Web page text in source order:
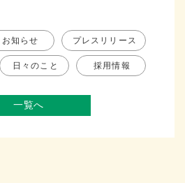
お知らせ プレスリリース
日々のこと 採用情報
一覧へ